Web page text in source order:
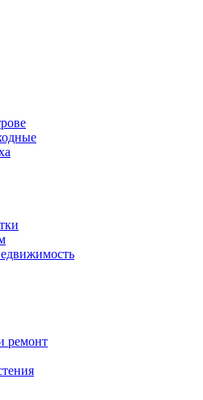
ремонт